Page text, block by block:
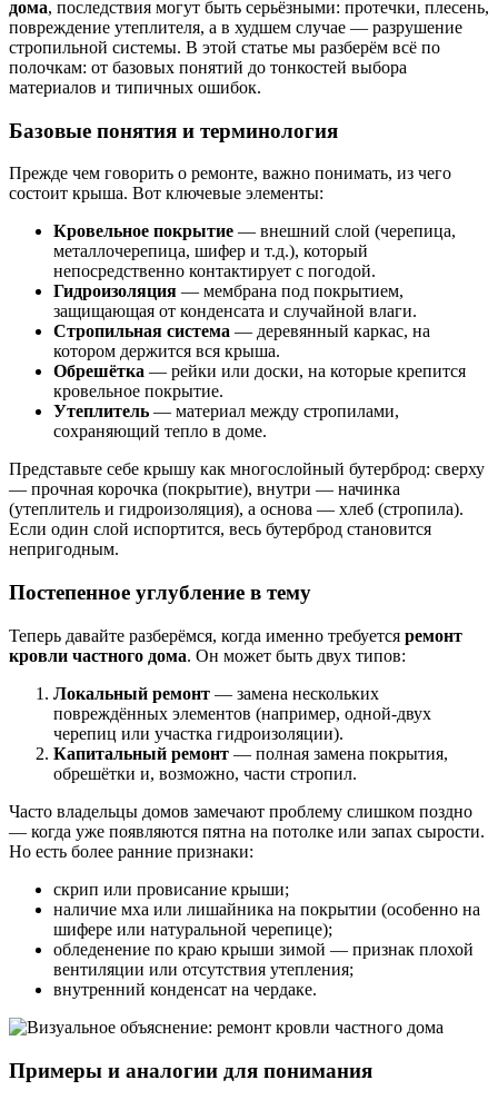
дома, последствия могут быть серьёзными: протечки, плесень,
повреждение утеплителя, а в худшем случае — разрушение
стропильной системы. В этой статье мы разберём всё по
полочкам: от базовых понятий до тонкостей выбора
материалов и типичных ошибок.
Базовые понятия и терминология
Прежде чем говорить о ремонте, важно понимать, из чего
состоит крыша. Вот ключевые элементы:
Кровельное покрытие — внешний слой (черепица,
металлочерепица, шифер и т.д.), который
непосредственно контактирует с погодой.
Гидроизоляция — мембрана под покрытием,
защищающая от конденсата и случайной влаги.
Стропильная система — деревянный каркас, на
котором держится вся крыша.
Обрешётка — рейки или доски, на которые крепится
кровельное покрытие.
Утеплитель — материал между стропилами,
сохраняющий тепло в доме.
Представьте себе крышу как многослойный бутерброд: сверху
— прочная корочка (покрытие), внутри — начинка
(утеплитель и гидроизоляция), а основа — хлеб (стропила).
Если один слой испортится, весь бутерброд становится
непригодным.
Постепенное углубление в тему
Теперь давайте разберёмся, когда именно требуется ремонт
кровли частного дома. Он может быть двух типов:
Локальный ремонт — замена нескольких
повреждённых элементов (например, одной-двух
черепиц или участка гидроизоляции).
Капитальный ремонт — полная замена покрытия,
обрешётки и, возможно, части стропил.
Часто владельцы домов замечают проблему слишком поздно
— когда уже появляются пятна на потолке или запах сырости.
Но есть более ранние признаки:
скрип или провисание крыши;
наличие мха или лишайника на покрытии (особенно на
шифере или натуральной черепице);
обледенение по краю крыши зимой — признак плохой
вентиляции или отсутствия утепления;
внутренний конденсат на чердаке.
Примеры и аналогии для понимания